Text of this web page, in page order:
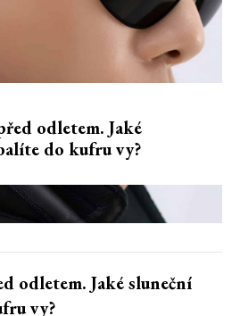
odletem. Jaké
do kufru vy?
odletem. Jaké sluneční
vy?